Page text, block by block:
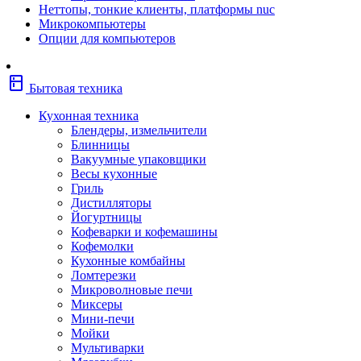
Фены
Щипцы
Электробритвы
Сушильные машины
Морозильные камеры
Плиты
Посудомоечные машины
Водонагреватели
Бойлеры
Встраиваемая техника
комбинированные
Духовые шкафы газовые
Неттопы, тонкие клиенты, платформы nuc
Микрокомпьютеры
Опции для компьютеров
kitchen Бытовая техника
Кухонная техника
Блендеры, измельчители
Блинницы
Вакуумные упаковщики
Весы кухонные
Гриль
Дистилляторы
Йогуртницы
Кофеварки и кофемашины
Кофемолки
Кухонные комбайны
Ломтерезки
Микроволновые печи
Миксеры
Мини-печи
Мойки
Мультиварки